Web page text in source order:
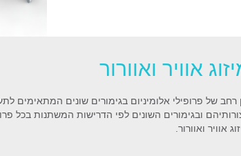
אוויר ואוורור
רחב של פרופילי אלומיניום בגימורים שונים המתאימים
ובגימורים השונים לפי הדרישות המשתנות בכל
אוויר ואוורור.